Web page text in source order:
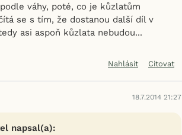
váhy, poté, co je kůzlatům
se s tím, že dostanou další díl v
asi aspoň kůzlata nebudou...
Nahlásit Citovat
18.7.2014 21:27
napsal(a):